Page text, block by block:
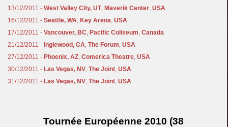
13/12/2011 -West Valley City, UT, Maverik Center,USA
16/12/2011 -Seattle, WA, Key Arena,USA
17/12/2011 -Vancouver, BC, Pacific Coliseum,Canada
21/12/2011 - Inglewood, CA,The Forum,USA
27/12/2011 - Phoenix, AZ,Comerica Theatre,USA
30/12/2011 - Las Vegas, NV,The Joint,USA
31/12/2011 - Las Vegas, NV,The Joint,USA
Tournée Européenne 2010 (38